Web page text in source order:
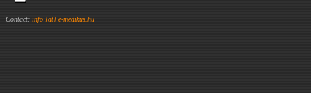
Contact: info [at] e-medikus.hu